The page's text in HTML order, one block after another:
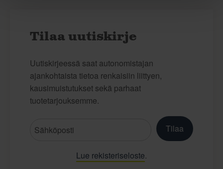
Tilaa uutiskirje
Uutiskirjeessä saat autonomistajan
ajankohtaista tietoa renkaisiin liittyen,
kausimuistutukset sekä parhaat
tuotetarjouksemme.
Tilaa
Lue rekisteriseloste.